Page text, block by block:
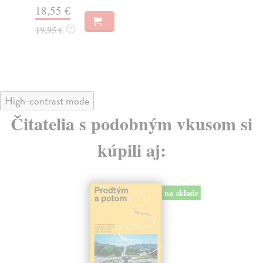
31,21 €
32,85 € ?
High-contrast mode
Čitatelia s podobným vkusom si
kúpili aj: